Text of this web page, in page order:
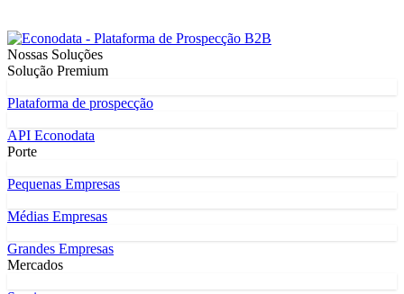
Nossas Soluções
Solução Premium
Plataforma de prospecção
API Econodata
Porte
Pequenas Empresas
Médias Empresas
Grandes Empresas
Mercados